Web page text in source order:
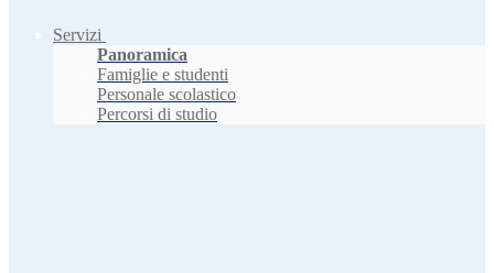
Servizi
Panoramica
Famiglie e studenti
Personale scolastico
Percorsi di studio